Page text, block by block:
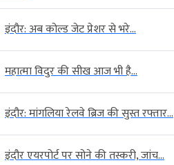
इंदौर: अब कोल्ड जेट प्रेशर से भरे...
महात्मा विदुर की सीख आज भी है...
इंदौर: मांगलिया रेलवे ब्रिज की सुस्त रफ्तार...
इंदौर एयरपोर्ट पर सोने की तस्करी, जांच...